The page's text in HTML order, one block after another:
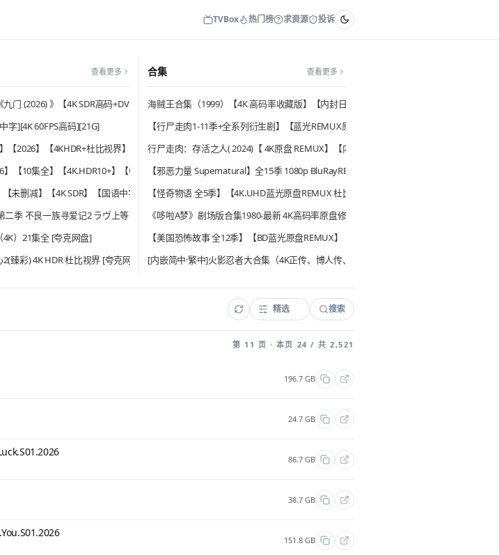
TVBox 热门榜 求资源 投诉
效字幕】【动作/科幻】
HDR10 内封简繁英双语特效字幕[359.7G]
效字幕】
查看更多
九门 (2026) 》【4K SDR高码+DV 杜比】【主演:陈伟霆 曾舜晞】【4.4/G集】类型:剧情/奇幻/冒险
字][4K 60FPS高码][21G]
【2026】【4KHDR+杜比视界】【中文字幕】【19.4G】
】【10集全】【4K.HDR10+】【中文字幕】【杜比全景声】
【未删减】【4K SDR】【国语中字】【动作 / 惊悚 / 犯罪】【谢苗 / 林科灯 / 杨恩又】【纯净分享】
二季 不良一族寻爱记2 ラヴ上等 シーズン2 (2026) 【更新04集】【1080p】【内嵌中英字幕】【附第一季】【真人秀】 [夸克网
）21集全 [夸克网盘]
臻彩) 4K HDR 杜比视界 [夸克网盘]
合集 查看更多
海贼王合集（1999）【4K 高码率收藏版】【内封日语中文字幕】【更新至最新1159集】
【行尸走肉1-11季+全系列衍生剧】【蓝光REMUX原盘.顶级片源】【未删减顶级收藏版
行尸走肉：存活之人( 2024)【 4K原盘 REMUX】【内封简英双语字幕】【剧情/科幻/恐怖】
【邪恶力量 Supernatural】全15季 1080p BluRayREMUX蓝光原盘 内封简英&外挂简英字
【怪奇物语 全5季】【4K.UHD蓝光原盘REMUX 杜比视界】【总1.5TB】【内封精修简
《哆啦A梦》剧场版合集1980-最新 4K高码率原盘修复 国粤日台四音轨 收藏级别高端资源
【美国恐怖故事 全12季】【BD蓝光原盘REMUX】【总大1.01TB】【内封精修简英双语
[内嵌简中·繁中]火影忍者大合集（4K正传、博人传、剧场版、OVA、漫画等）
搜索
第 11 页 · 本页 24 / 共 2,521
196.7 GB
24.7 GB
86.7 GB
38.7 GB
151.8 GB